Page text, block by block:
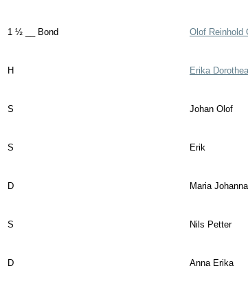
1 ½ __ Bond Olof Reinhold
H Erika
S Johan Olof
S Erik
D Maria Johanna
S Nils Petter
D Anna Erika